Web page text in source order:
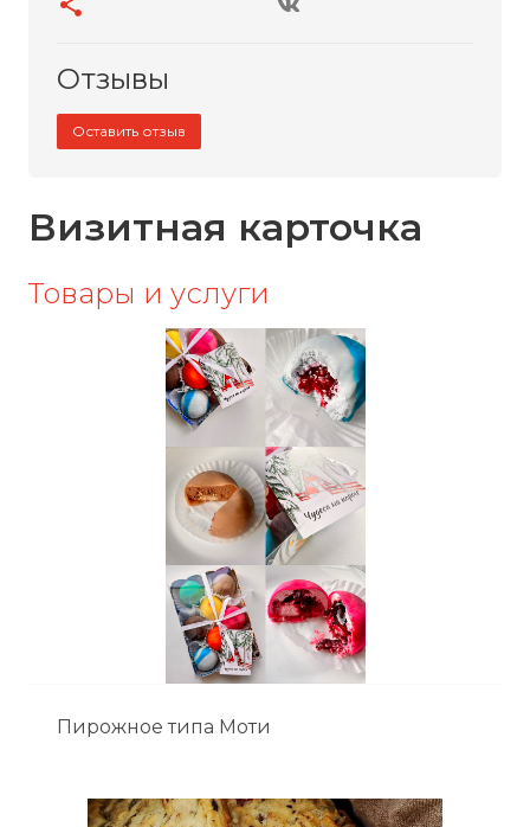
Отзывы
Оставить отзыв
Визитная карточка
Товары и услуги
Пирожное типа Моти